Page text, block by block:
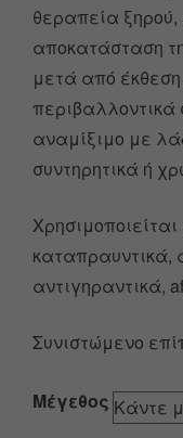
θεραπεία ξηρού,
αποκατάσταση
μετά από
περιβαλλοντικά
αναμίξιμο με
συντηρητικά ή
καταπραυντικά,
αντιγηραντικά,
Συνιστώμενο
Μέγεθος